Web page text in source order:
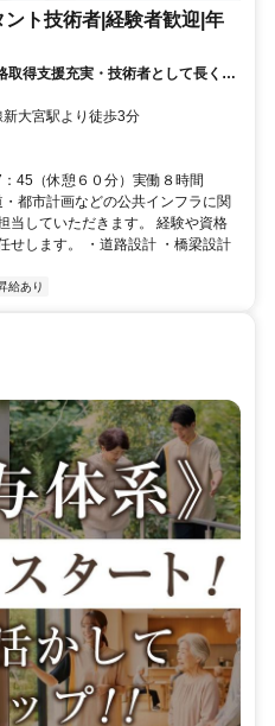
ト技術者|経験者歓迎|年
得支援充実・技術者として長く働
良線新大宮駅より徒歩3分
45（休憩６０分）実働８時間
都市計画などの公共インフラに関
当していただきます。 経験や資格
せします。 ・道路設計 ・橋梁設計
給あり